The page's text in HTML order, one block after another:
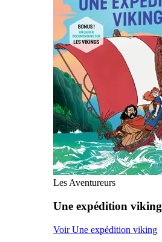
Les Aventureurs
Une expédition viking
Voir Une expédition viking